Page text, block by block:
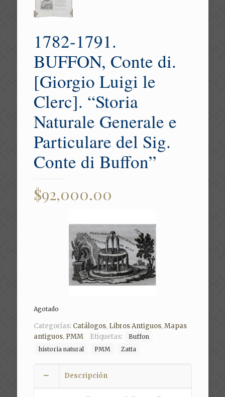
1782-1791.
BUFFON, Conte di.
[Giorgio Luigi le
Clerc]. “Storia
Naturale Generale e
Particulare del Sig.
Conte di Buffon”
$92,000.00
Agotado
Categorías: Catálogos, Libros Antiguos,Mapas
antiguos, PMM Etiquetas:
Buffon
historia natural
PMM Zatta
Descripción